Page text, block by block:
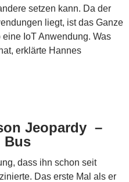
setzen kann. Da der
liegt, ist das Ganze
IoT Anwendung. Was
erklärte Hannes
Jeopardy –
Bus
dass ihn schon seit
Das erste Mal als er